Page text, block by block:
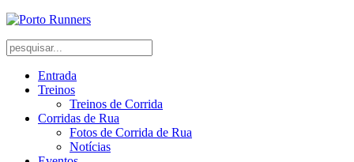
Entrada
Treinos
Treinos de Corrida
Corridas de Rua
Fotos de Corrida de Rua
Notícias